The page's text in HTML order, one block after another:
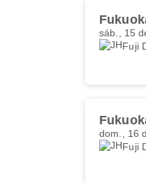
sáb., 15
Fuji
dom., 16
Fuji